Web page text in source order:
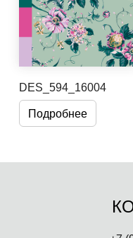
DES_594_16004
Подробнее